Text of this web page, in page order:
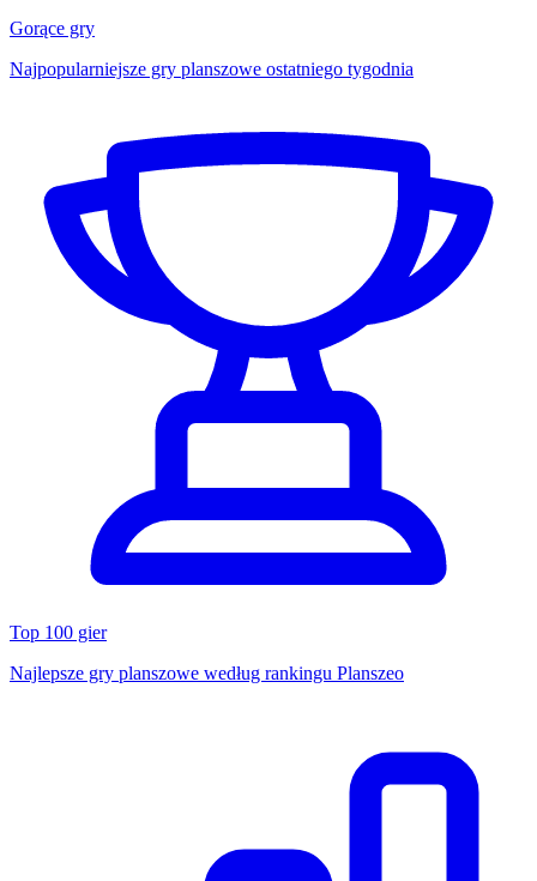
Gorące gry
Najpopularniejsze gry planszowe ostatniego tygodnia
Top 100 gier
Najlepsze gry planszowe według rankingu Planszeo